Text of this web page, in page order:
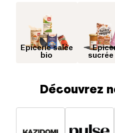
Epicerie salée
bio
sucrée
Découvrez